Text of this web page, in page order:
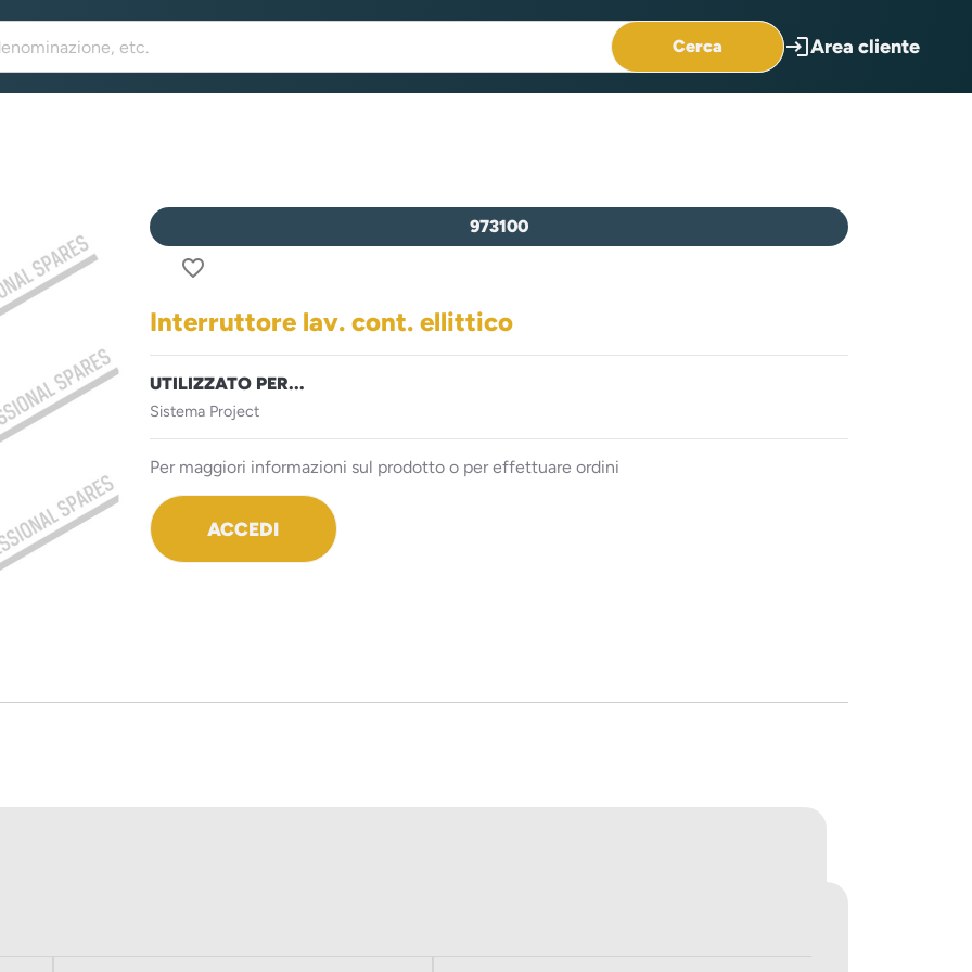
Cerca loginArea cliente
973100
favorite_border
Interruttore lav. cont. ellittico
UTILIZZATO PER...
Sistema Project
Per maggiori informazioni sul prodotto o per effettuare ordini
ACCEDI